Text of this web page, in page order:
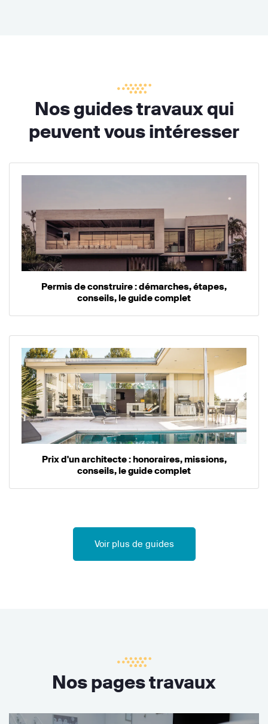
Nos guides travaux qui
peuvent vous intéresser
Permis de construire : démarches, étapes,
conseils, le guide complet
Prix d'un architecte : honoraires, missions,
conseils, le guide complet
Voir plus de guides
Nos pages travaux